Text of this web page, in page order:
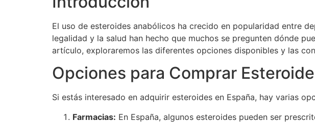
El uso de esteroides anabólicos ha crecido en popularidad entre
legalidad y la salud han hecho que muchos se pregunten dónde
artículo, exploraremos las diferentes opciones disponibles y las
Opciones para Comprar
Si estás interesado en adquirir esteroides en España, hay varias
Farmacias: En España, algunos esteroides pueden ser